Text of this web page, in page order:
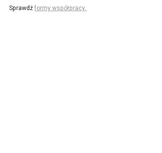
Sprawdź formy współpracy.